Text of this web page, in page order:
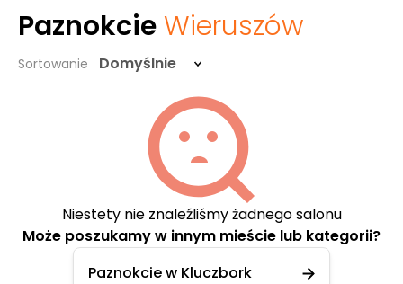
Paznokcie Wieruszów
Sortowanie Domyślnie
Niestety nie znaleźliśmy żadnego salonu
Może poszukamy w innym mieście lub kategorii?
Paznokcie w Kluczbork